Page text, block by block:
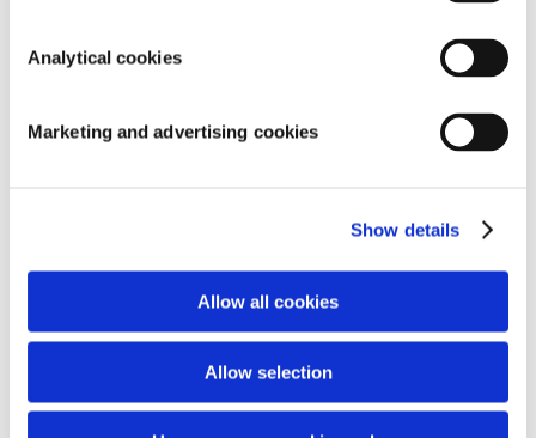
Analytical cookies
Marketing and advertising cookies
Show details
Allow all cookies
Allow selection
außerhalb der EU auf das Portal zugreifen kann,
4. Geistiges und gewerbliches
gewerblichem Eigentum an Informationen,
Daten, Diagrammen, Designs, Software, Marken
und anderen Inhalten des Portals sind Eigentum
von FLUIDRA und/oder seinen Lizenzgebern, so
dass ihre Nutzung, Vervielfältigung, Übertragung,
Umwandlung, Verbreitung oder Verwertung in